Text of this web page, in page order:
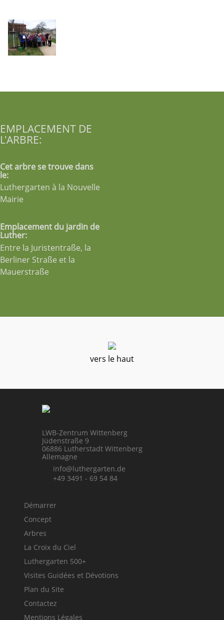
EMPLACEMENT DE
L'ARBRE:
Cet arbre se trouve dans
le:
Luthergarten à la Nouvelle
Mairie
Emplacement du jardin de
Luther:
Entre la Juristentraße, la
Berliner Straße et la
Mauerstraße
vers le haut
LWB-Zentrum Wittenberg
Jüdenstraße 9
06886 Lutherstadt Wittenberg
Allemagne
info@luthergarten.de
+49 3491 - 69 54 84
Démarrer
Concept
Arbres
La Croix du Ciel
Luthergarten 500+
Visites Guidées et Dévotions
Plan du Site
Contactez
Mentions Légales